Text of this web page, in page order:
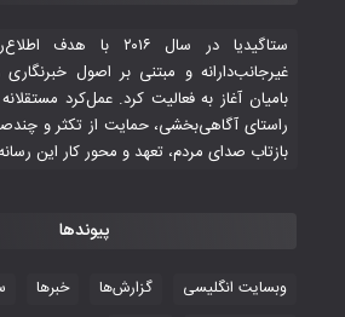
جوانان فوتسالیست
فینال رفتند
۲۸ October ۲۰۲۵
با شکست چین،
۲۶ October ۲۰۲۵
ستاگیدیا در سال ۲۰۱۶
غیرجانب‌دارانه و مبتنی بر اصول
بامیان آغاز به فعالیت کرد. عمل‌کرد
راستای آگاهی‌بخشی، حمایت از تکثر و
بازتاب صدای مردم، تعهد و محور کار این
پیوندها
وبسایت انگلیسی گزارش‌ها خبرها